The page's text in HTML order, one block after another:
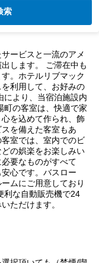
索
ービスと一流のアメ
します。 ご滞在中も
。ホテルリブマック
利用して、お好みの
により、当宿泊施設内
町の客室は、快適で家
を込めて作られ、飾
を備えた客室もあ
室では、室内でのビ
の娯楽をお楽しみい
要なものがすべて
心です。バスロー
ムにご用意しており
利な自動販売機で24
ただけます。